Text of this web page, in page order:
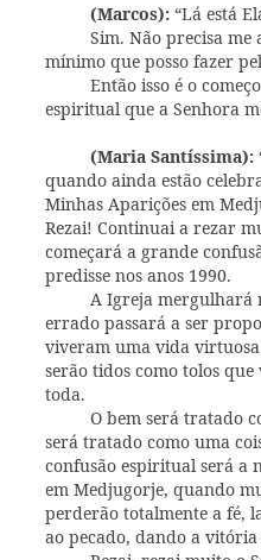
(Marcos):“Lá está
Sim. Não precisa me
mínimo que posso fazer
Então isso é o
espiritual que a Senhora
(Maria Santíssima):
quando ainda estão
Minhas Aparições em
Rezai! Continuai a rezar
começará a grande
predisse nos anos 1990.
A Igreja mergulhará
errado passará a ser
viveram uma vida
serão tidos como tolos
toda.
O bem será tratado
será tratado como uma
confusão espiritual será a
em Medjugorje, quando
perderão totalmente a fé,
ao pecado, dando a vitória